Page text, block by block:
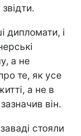
дипломати, і
а не
те, як усе
а не в
він.
стояли